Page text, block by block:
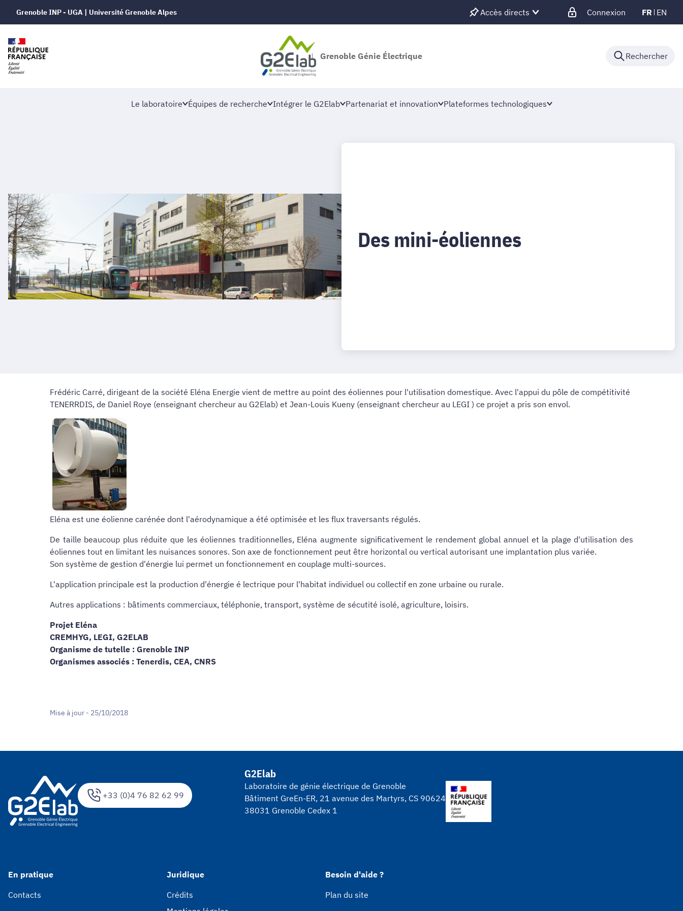
Grenoble INP - UGA | Université Grenoble Alpes Accès directs Connexion FR EN
Grenoble Génie Électrique Rechercher
Le laboratoire Équipes de recherche Intégrer le G2Elab Partenariat et innovation Plateformes technologiques
Des mini-éoliennes
Frédéric Carré, dirigeant de la société Eléna Energie vient de mettre au point des éoliennes pour l'utilisation domestique. Avec l'appui du pôle de compétitivité
TENERRDIS, de Daniel Roye (enseignant chercheur au G2Elab) et Jean-Louis Kueny (enseignant chercheur au LEGI ) ce projet a pris son envol.
Eléna est une éolienne carénée dont l'aérodynamique a été optimisée et les flux traversants régulés.
De taille beaucoup plus réduite que les éoliennes traditionnelles, Eléna augmente significativement le rendement global annuel et la plage d'utilisation des
éoliennes tout en limitant les nuisances sonores. Son axe de fonctionnement peut être horizontal ou vertical autorisant une implantation plus variée.
Son système de gestion d'énergie lui permet un fonctionnement en couplage multi-sources.
L'application principale est la production d'énergie é lectrique pour l'habitat individuel ou collectif en zone urbaine ou rurale.
Autres applications : bâtiments commerciaux, téléphonie, transport, système de sécutité isolé, agriculture, loisirs.
Projet Eléna
CREMHYG, LEGI, G2ELAB
Organisme de tutelle : Grenoble INP
Organismes associés : Tenerdis, CEA, CNRS
Mise à jour - 25/10/2018
+33 (0)4 76 82 62 99
G2Elab
Laboratoire de génie électrique de Grenoble
Bâtiment GreEn-ER, 21 avenue des Martyrs, CS 90624
38031 Grenoble Cedex 1
En pratique
Contacts
Juridique
Crédits
Besoin d'aide ?
Plan du site